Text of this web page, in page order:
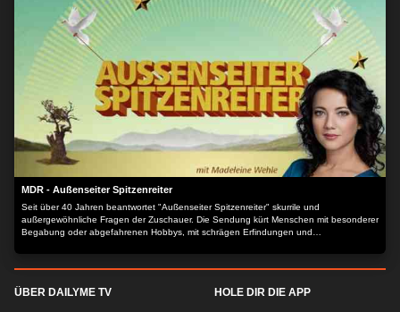
bereitgestellt von: PLAION PICTURES GmbH, Lochhamer Str. 9, 82152
Planegg/München
MDR - Außenseiter Spitzenreiter
Seit über 40 Jahren beantwortet "Außenseiter Spitzenreiter" skurrile und
außergewöhnliche Fragen der Zuschauer. Die Sendung kürt Menschen mit besonderer
Begabung oder abgefahrenen Hobbys, mit schrägen Erfindungen und
ÜBER DAILYME TV HOLE DIR DIE APP